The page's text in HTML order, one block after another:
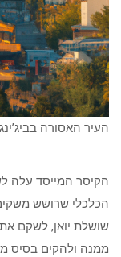
העיר האסורה בביג’ינג
הקיסר המייסד עלה
הכלכלי שרושש
שושלת יואן, לשקם
ממנה ולהקים בסיס